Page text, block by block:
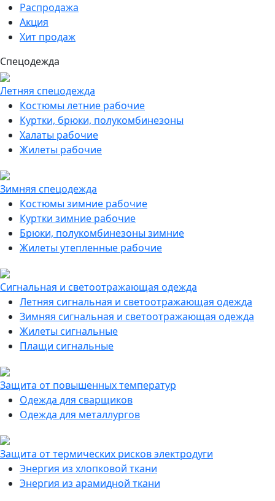
Распродажа
Акция
Хит продаж
Спецодежда
Летняя спецодежда
Костюмы летние рабочие
Куртки, брюки, полукомбинезоны
Халаты рабочие
Жилеты рабочие
Зимняя спецодежда
Костюмы зимние рабочие
Куртки зимние рабочие
Брюки, полукомбинезоны зимние
Жилеты утепленные рабочие
Сигнальная и светоотражающая одежда
Летняя сигнальная и светоотражающая одежда
Зимняя сигнальная и светоотражающая одежда
Жилеты сигнальные
Плащи сигнальные
Защита от повышенных температур
Одежда для сварщиков
Одежда для металлургов
Защита от термических рисков электродуги
Энергия из хлопковой ткани
Энергия из арамидной ткани